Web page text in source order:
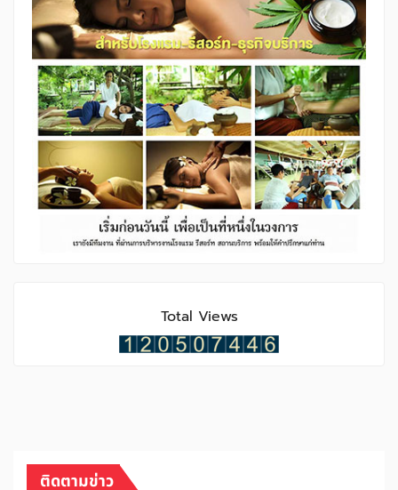
Total Views
ติดตามข่าว